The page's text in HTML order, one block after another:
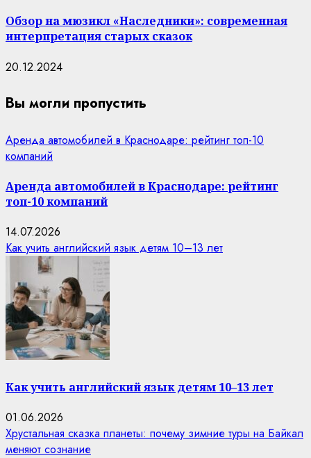
Обзор на мюзикл «Наследники»: современная
интерпретация старых сказок
20.12.2024
Вы могли пропустить
Аренда автомобилей в Краснодаре: рейтинг топ-10
компаний
Аренда автомобилей в Краснодаре: рейтинг
топ-10 компаний
14.07.2026
Как учить английский язык детям 10–13 лет
Как учить английский язык детям 10–13 лет
01.06.2026
Хрустальная сказка планеты: почему зимние туры на Байкал
меняют сознание